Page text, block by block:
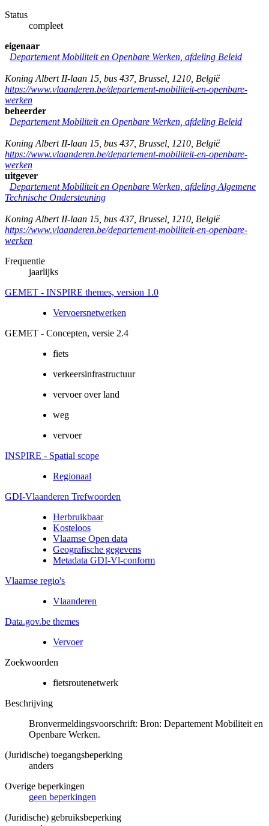
Status
compleet
eigenaar
Departement Mobiliteit en Openbare Werken, afdeling Beleid
Koning Albert II-laan 15, bus 437, Brussel 1210 België
https://www.vlaanderen.be/departement-mobiliteit-en-openbare-
werken
beheerder
Departement Mobiliteit en Openbare Werken, afdeling Beleid
Koning Albert II-laan 15, bus 437, Brussel 1210 België
https://www.vlaanderen.be/departement-mobiliteit-en-openbare-
werken
uitgever
Departement Mobiliteit en Openbare Werken, afdeling Algemene
Technische Ondersteuning
Koning Albert II-laan 15, bus 437, Brussel 1210 België
https://www.vlaanderen.be/departement-mobiliteit-en-openbare-
werken
Frequentie
jaarlijks
GEMET - INSPIRE themes, version 1.0
Vervoersnetwerken
GEMET - Concepten, versie 2.4
fiets
verkeersinfrastructuur
vervoer over land
weg
vervoer
INSPIRE - Spatial scope
Regionaal
GDI-Vlaanderen Trefwoorden
Herbruikbaar
Kosteloos
Vlaamse Open data
Geografische gegevens
Metadata GDI-Vl-conform
Vlaamse regio's
Vlaanderen
Data.gov.be themes
Vervoer
Zoekwoorden
fietsroutenetwerk
Beschrijving
Bronvermeldingsvoorschrift: Bron: Departement Mobiliteit en
Openbare Werken.
(Juridische) toegangsbeperking
anders
Overige beperkingen
geen beperkingen
(Juridische) gebruiksbeperking